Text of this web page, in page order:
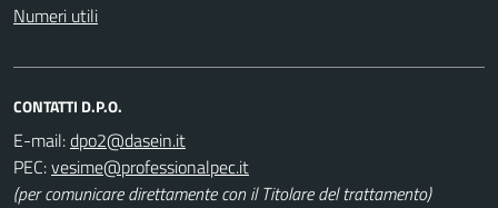
Numeri utili
CONTATTI D.P.O.
E-mail:
PEC:
(per comunicare direttamente con il Titolare del trattamento)